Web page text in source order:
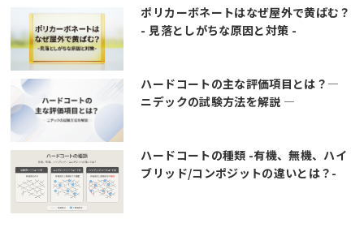
ポリカーボネートはなぜ屋外で黄ばむ？
- 見落としがちな原因と対策 -
ハードコートの主な評価項目とは？―
ニデックの試験方法を解説 ―
ハードコートの種類 -有機、無機、ハイ
ブリッド/コンポジットの違いとは？-